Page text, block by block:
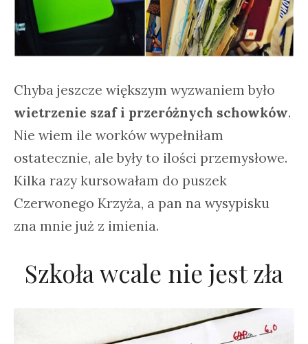
Chyba jeszcze większym wyzwaniem było
wietrzenie szaf i przeróżnych schowków.
Nie wiem ile worków wypełniłam
ostatecznie, ale były to ilości przemysłowe.
Kilka razy kursowałam do puszek
Czerwonego Krzyża, a pan na wysypisku
zna mnie już z imienia.
Szkoła wcale nie jest zła